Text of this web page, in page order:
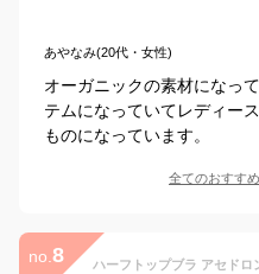
あやなみ(20代・女性)
オーガニックの素材になっ
テムになっていてレディー
ものになっています。
全てのおすす
no. 8